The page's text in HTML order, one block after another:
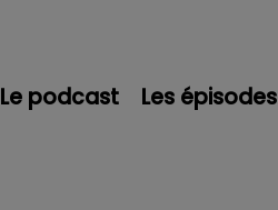
Le podcast Les épisodes